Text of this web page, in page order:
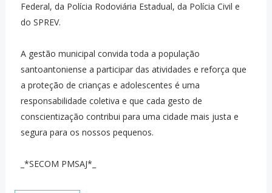
Federal, da Polícia Rodoviária Estadual, da Polícia Civil e
do SPREV.
A gestão municipal convida toda a população
santoantoniense a participar das atividades e reforça que
a proteção de crianças e adolescentes é uma
responsabilidade coletiva e que cada gesto de
conscientização contribui para uma cidade mais justa e
segura para os nossos pequenos.
_*SECOM PMSAJ*_